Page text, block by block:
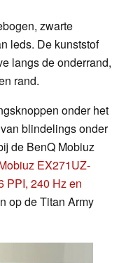
zwarte
leds. De kunststof
langs de onderrand,
rand.
onder het
blindelings onder
de BenQ Mobiuz
EX271UZ-
PPI, 240 Hz en
op de Titan Army